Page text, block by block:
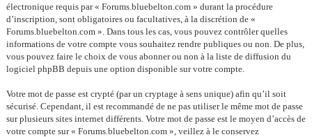
électronique requis par « Forums.bluebelton.com » durant la procédure
d’inscription, sont obligatoires ou facultatives, à la discrétion de «
Forums.bluebelton.com ». Dans tous les cas, vous pouvez contrôler quelles
informations de votre compte vous souhaitez rendre publiques ou non. De plus,
vous pouvez faire le choix de vous abonner ou non à la liste de diffusion du
logiciel phpBB depuis une option disponible sur votre compte.
Votre mot de passe est crypté (par un cryptage à sens unique) afin qu’il soit
sécurisé. Cependant, il est recommandé de ne pas utiliser le même mot de passe
sur plusieurs sites internet différents. Votre mot de passe est le moyen d’accès de
votre compte sur « Forums.bluebelton.com », veillez à le conservez